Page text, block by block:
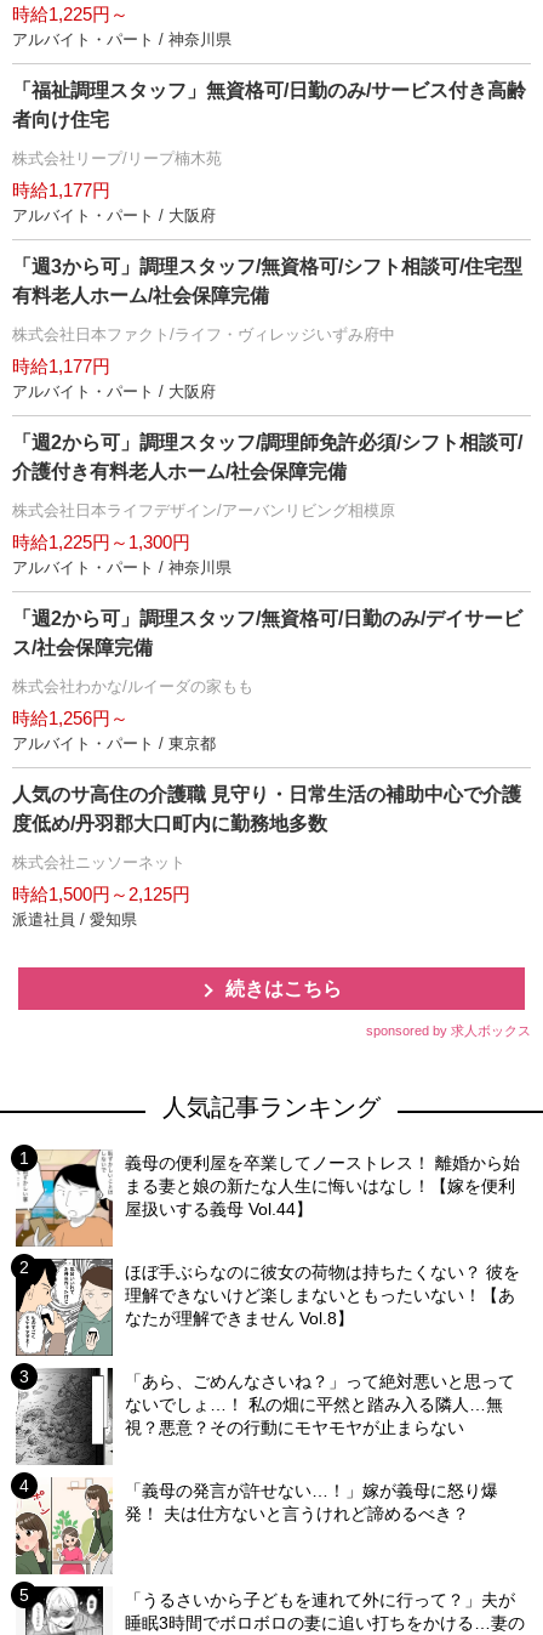
時給1,225円～
アルバイト・パート / 神奈川県
「福祉調理スタッフ」無資格可/日勤のみ/サービス付き高齢
者向け住宅
株式会社リープ/リープ楠木苑
時給1,177円
アルバイト・パート / 大阪府
「週3から可」調理スタッフ/無資格可/シフト相談可/住宅型
有料老人ホーム/社会保障完備
株式会社日本ファクト/ライフ・ヴィレッジいずみ府中
時給1,177円
アルバイト・パート / 大阪府
「週2から可」調理スタッフ/調理師免許必須/シフト相談可/
介護付き有料老人ホーム/社会保障完備
株式会社日本ライフデザイン/アーバンリビング相模原
時給1,225円～1,300円
アルバイト・パート / 神奈川県
「週2から可」調理スタッフ/無資格可/日勤のみ/デイサービ
ス/社会保障完備
株式会社わかな/ルイーダの家もも
時給1,256円～
アルバイト・パート / 東京都
人気のサ高住の介護職 見守り・日常生活の補助中心で介護
度低め/丹羽郡大口町内に勤務地多数
株式会社ニッソーネット
時給1,500円～2,125円
派遣社員 / 愛知県
続きはこちら
sponsored by 求人ボックス
人気記事ランキング
義母の便利屋を卒業してノーストレス！ 離婚から始
まる妻と娘の新たな人生に悔いはなし！【嫁を便利
屋扱いする義母 Vol.44】
ほぼ手ぶらなのに彼女の荷物は持ちたくない？ 彼を
理解できないけど楽しまないともったいない！【あ
なたが理解できません Vol.8】
「あら、ごめんなさいね？」って絶対悪いと思って
ないでしょ…！ 私の畑に平然と踏み入る隣人…無
視？悪意？その行動にモヤモヤが止まらない
「義母の発言が許せない…！」嫁が義母に怒り爆
発！ 夫は仕方ないと言うけれど諦めるべき？
「うるさいから子どもを連れて外に行って？」夫が
睡眠3時間でボロボロの妻に追い打ちをかける…妻の